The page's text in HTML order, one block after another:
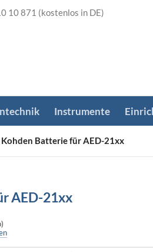
10 871 (kostenlos in DE)
Instrumente
Batterie für AED-21xx
AED-21xx